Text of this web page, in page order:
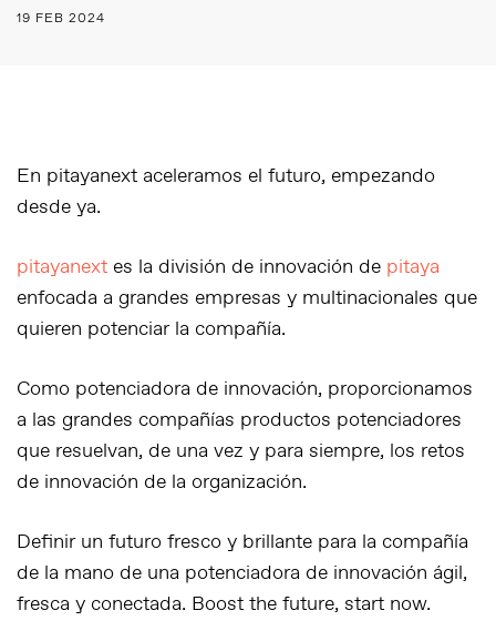
19 FEB 2024
En pitayanext aceleramos el futuro, empezando
desde ya.
pitayanext es la división de innovación de pitaya
enfocada a grandes empresas y multinacionales que
quieren potenciar la compañía.
Como potenciadora de innovación, proporcionamos
a las grandes compañías productos potenciadores
que resuelvan, de una vez y para siempre, los retos
de innovación de la organización.
Definir un futuro fresco y brillante para la compañía
de la mano de una potenciadora de innovación ágil,
fresca y conectada. Boost the future, start now.